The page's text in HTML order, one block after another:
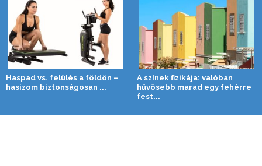
Haspad vs. felülés a földön –
hasizom biztonságosan ...
A színek fizikája: valóban
hűvösebb marad egy fehérre
fest...